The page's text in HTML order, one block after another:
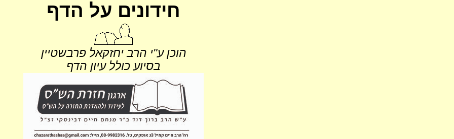
חידונים על הדף
הוכן ע"י הרב יחזקאל פרבשטיין
בסיוע כולל עיון הדף